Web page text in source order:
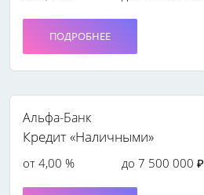
ПОДРОБНЕЕ
Альфа-Банк
Кредит «Наличными»
от 4,00 % до 7 500 000 ₽